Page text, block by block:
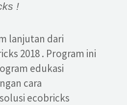
!
lanjutan dari
2018 . Program ini
edukasi
cara
ecobricks